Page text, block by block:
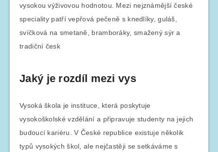
vysokou výživovou hodnotou. Mezi nejznámější české
speciality patří vepřová pečeně s knedlíky, guláš,
svíčková na smetaně, bramboráky, smažený sýr a
tradiční česk
Jaký je rozdíl mezi vys
Vysoká škola je instituce, která poskytuje
vysokoškolské vzdělání a připravuje studenty na jejich
budoucí kariéru. V České republice existuje několik
typů vysokých škol, ale nejčastěji se setkáváme s